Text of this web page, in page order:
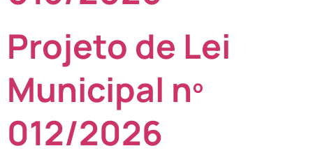
Projeto de Lei
Municipal nº
012/2026